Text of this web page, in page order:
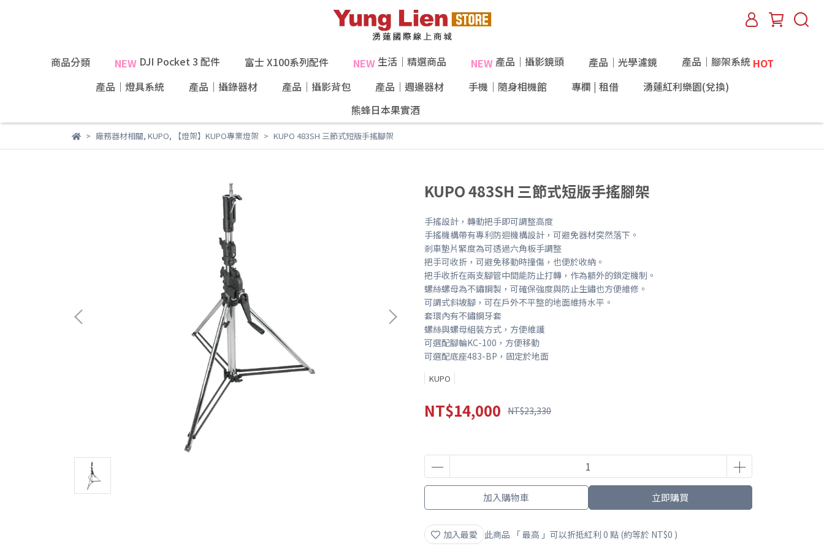
商品分類 NEWDJI Pocket 3 配件 富士 X100系列配件 NEW生活｜精選商品 NEW產品｜攝影鏡頭 產品｜光學濾鏡 產品｜腳架系統HOT
產品｜燈具系統
產品｜攝錄器材 產品｜攝影背包 產品｜週邊器材 手機｜隨身相機館 專欄 | 租借
湧蓮紅利樂園(兌換)
熊蜂日本果實酒
廠務器材相關, KUPO, 【燈架】KUPO專業燈架 KUPO 483SH 三節式短版手搖腳架
KUPO 483SH 三節式短版手搖腳架
手搖設計，轉動把手即可調整高度
手搖機構帶有專利防迴機構設計，可避免器材突然落下。
剎車墊片緊度為可透過六角板手調整
把手可收折，可避免移動時撞傷，也便於收納。
把手收折在兩支腳管中間能防止打轉，作為額外的鎖定機制。
螺絲螺母為不鏽鋼製，可確保強度與防止生鏽也方便維修。
可調式斜坡腳，可在戶外不平整的地面維持水平。
套環內有不鏽鋼牙套
螺絲與螺母組裝方式，方便維護
可選配腳輪KC-100，方便移動
可選配底座483-BP，固定於地面
KUPO
NT$14,000 NT$23,330
加入購物車 立即購買
加入最愛 此商品 「 最高 」可以折抵紅利 0 點 (約等於 NT$0 )